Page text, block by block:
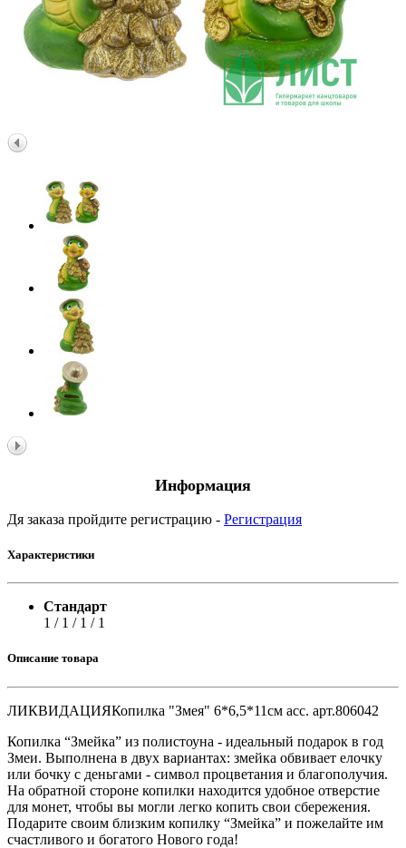
Информация
Дя заказа пройдите регистрацию - Регистрация
Характеристики
Стандарт
1 / 1 / 1 / 1
Описание товара
ЛИКВИДАЦИЯКопилка "Змея" 6*6,5*11см асс. арт.806042
Копилка “Змейка” из полистоуна - идеальный подарок в год
Змеи. Выполнена в двух вариантах: змейка обвивает елочку
или бочку с деньгами - символ процветания и благополучия.
На обратной стороне копилки находится удобное отверстие
для монет, чтобы вы могли легко копить свои сбережения.
Подарите своим близким копилку “Змейка” и пожелайте им
счастливого и богатого Нового года!